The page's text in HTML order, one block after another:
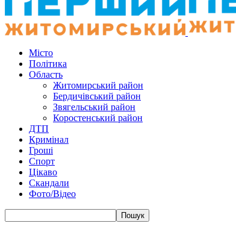
Місто
Політика
Область
Житомирський район
Бердичівський район
Звягельський район
Коростенський район
ДТП
Кримінал
Гроші
Спорт
Цікаво
Скандали
Фото/Відео